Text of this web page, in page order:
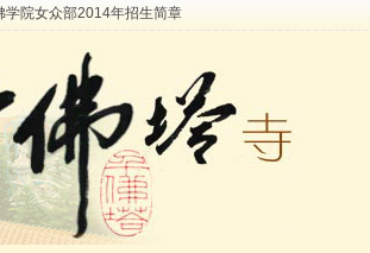
学院女众部2014年招生简章
入最后七天倒计时 殊胜华严法会 快快同享富贵庄严海
周末阅藏报名通知
地藏法会
慧尼和尚开讲《六祖坛经》
法堂对大众的开示
佛学院女众部 2016年招生简章
临千佛塔寺弘法
会 祈福息灾地藏七 冥阳两利普渡群蒙盂兰盆